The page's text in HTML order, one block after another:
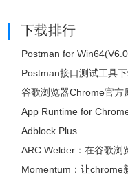
下载排行
Postman for
Postman接口测试工具
谷歌浏览器Chrome官方
App Runtime for
Adblock Plus
ARC Welder：在谷歌浏
Momentum：让chrome